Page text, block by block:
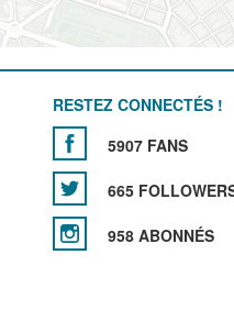
RESTEZ CONNECTÉS !
5907 FANS
665
958 ABONNÉS